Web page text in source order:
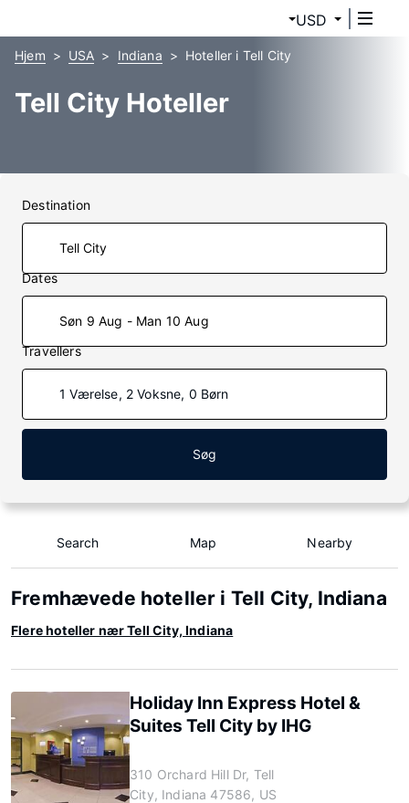
USD
Hjem USA Indiana Hoteller i Tell City
Tell City Hoteller
Destination
Dates
Søn 9 Aug - Man 10 Aug
Travellers
1 Værelse, 2 Voksne, 0 Børn
Søg
Search Map Nearby
Fremhævede hoteller i Tell City, Indiana
Flere hoteller nær Tell City, Indiana
Holiday Inn Express Hotel &
Suites Tell City by IHG
310 Orchard Hill Dr, Tell
City, Indiana 47586, US